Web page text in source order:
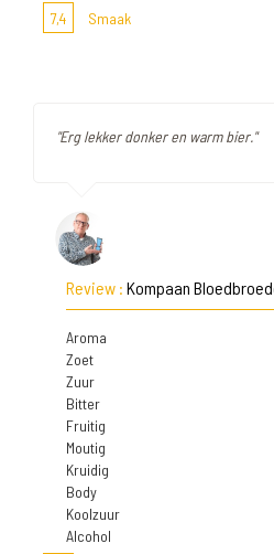
7,4 Smaak
"Erg lekker donker en warm bier."
Review : Kompaan
Aroma
Zoet
Zuur
Bitter
Fruitig
Moutig
Kruidig
Body
Koolzuur
Alcohol